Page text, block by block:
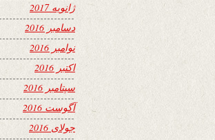
ژانویه 2017
دسامبر 2016
نوامبر 2016
اکتبر 2016
سپتامبر 2016
آگوست 2016
جولای 2016